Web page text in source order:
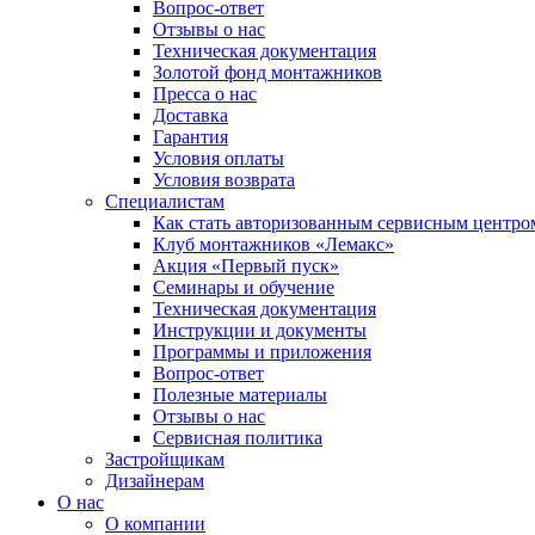
Вопрос-ответ
Отзывы о нас
Техническая документация
Золотой фонд монтажников
Пресса о нас
Доставка
Гарантия
Условия оплаты
Условия возврата
Специалистам
Как стать авторизованным сервисным
Клуб монтажников «Лемакс»
Акция «Первый пуск»
Семинары и обучение
Техническая документация
Инструкции и документы
Программы и приложения
Вопрос-ответ
Полезные материалы
Отзывы о нас
Сервисная политика
Застройщикам
Дизайнерам
О нас
О компании